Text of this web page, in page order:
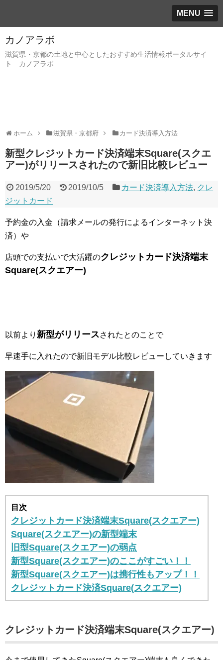
MENU
カノアラボ
滋賀県・京都の土地と中心としたおすすめ生活情報ポータルサイ
ト カノアラボ
ホーム 滋賀県・京都府 カード決済導入方法
新型クレジットカード決済端末Square(スクエ
アー)がリリースされたので新旧比較レビュー
2019/5/20 2019/10/5 カード決済導入方法, クレ
ジットカード
予約金の入金（請求メールの発行によるインターネット決
済）や
店頭での支払いで大活躍のクレジットカード決済端末
Square(スクエアー)
以前より 新型がリリースされたとのことで
早速手に入れたので新旧モデル比較レビューしていきます
目次
クレジットカード決済端末Square(スクエアー)
Square(スクエアー)の新型端末
旧型Square(スクエアー)の弱点
新型Square(スクエアー)のここがすごい！！
新型Square(スクエアー)は携行性もアップ！！
クレジットカード決済Square(スクエアー)
クレジットカード決済端末Square(スクエアー)